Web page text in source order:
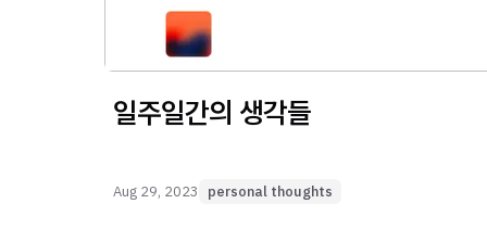
일주일간의 생각들
Aug 29, 2023 personal thoughts